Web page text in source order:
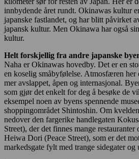
innbydende året rundt. Okinawas kultur
japanske fastlandet, og har blitt påvirket
japansk kultur. Men Okinawa har også
kultur.
Helt forskjellig fra andre japanske
Naha er Okinawas hovedby. Det er en
en koselig småbyfølelse. Atmosfæren her
mer avslappet, åpen og internasjonal.
som gjør det enkelt for deg å besøke de
eksempel noen av byens spennende
shoppingområdet Shintoshin. Om
nedover den fargerike handlegaten
Street), der det finnes mange restauranter
Heiwa Dori (Peace Street), som er det
markedsgate fylt med trange sidegater og